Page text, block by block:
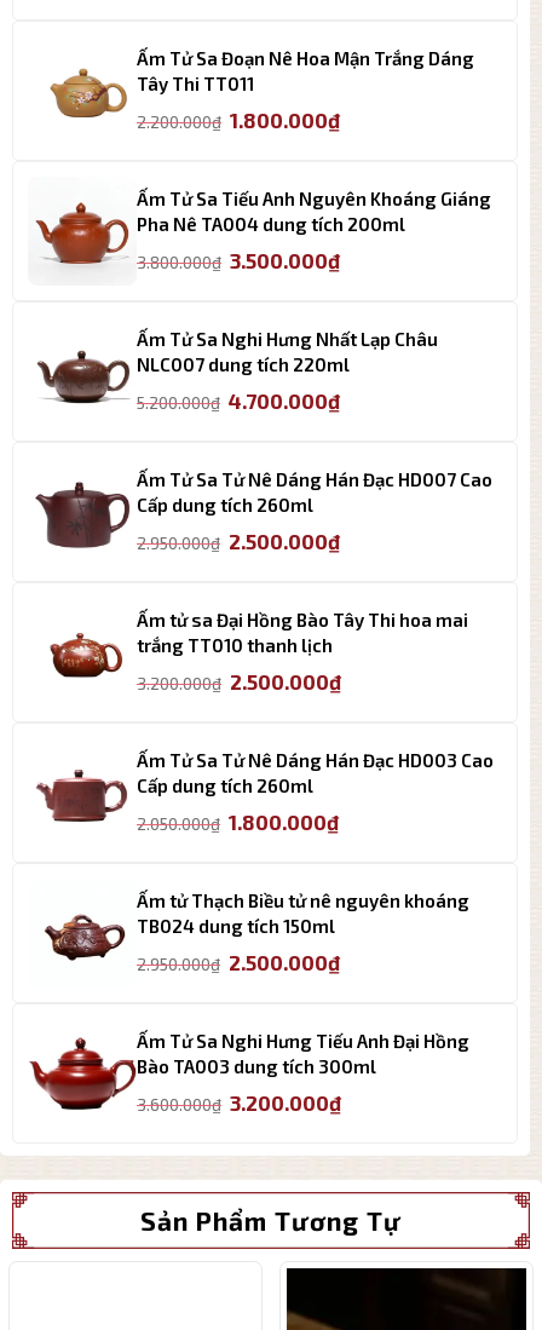
2.050.000₫. là:
Ấm Tử Sa Đoạn Nê Hoa Mận Trắng Dáng
Tây Thi TT011
2.200.000₫ Giá
2.200.000₫.
1.800.000₫Giá
là:
1.800.000₫.
Ấm Tử Sa Tiếu Anh Nguyên Khoáng Giáng
Pha Nê TA004 dung tích 200ml
3.800.000₫ Giá
3.800.000₫.
3.500.000₫Giá
là:
3.500.000₫.
Ấm Tử Sa Nghi Hưng Nhất Lạp Châu
NLC007 dung tích 220ml
5.200.000₫ Giá
5.200.000₫.
4.700.000₫Giá
là:
Ấm Tử Sa Tử Nê Dáng Hán Đạc HD007 Cao
Cấp dung tích 260ml
2.950.000₫ Giá
2.950.000₫.
2.500.000₫Giá
là:
Ấm tử sa Đại Hồng Bào Tây Thi hoa mai
trắng TT010 thanh lịch
3.200.000₫ Giá
3.200.000₫.
2.500.000₫Giá
là:
Ấm Tử Sa Tử Nê Dáng Hán Đạc HD003 Cao
Cấp dung tích 260ml
2.050.000₫ Giá
2.050.000₫.
1.800.000₫Giá
là:
Ấm tử Thạch Biều tử nê nguyên khoáng
TB024 dung tích 150ml
2.950.000₫ Giá
2.950.000₫.
2.500.000₫Giá
là:
2.500.000₫.
Ấm Tử Sa Nghi Hưng Tiếu Anh Đại Hồng
Bào TA003 dung tích 300ml
3.600.000₫ Giá
là:
3.600.000₫.
3.200.000₫Giá
tại
là:
Sản Phẩm Tương Tự